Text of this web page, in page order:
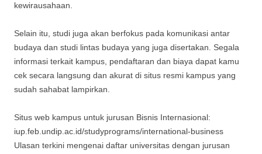
kewirausahaan.
Selain itu, studi juga akan berfokus pada komunikasi antar
budaya dan studi lintas budaya yang juga disertakan. Segala
informasi terkait kampus, pendaftaran dan biaya dapat kamu
cek secara langsung dan akurat di situs resmi kampus yang
sudah sahabat lampirkan.
Situs web kampus untuk jurusan Bisnis Internasional:
iup.feb.undip.ac.id/studyprograms/international-business
Ulasan terkini mengenai daftar universitas dengan jurusan